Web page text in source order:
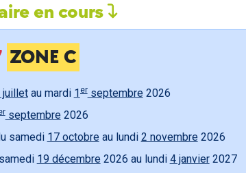
en cours
ZONE C
juilletau mardi 1 erseptembre 2026
septembre 2026
samedi 17 octobre au lundi 2 novembre 2026
19 décembre 2026 au lundi 4 janvier2027